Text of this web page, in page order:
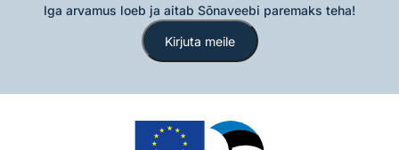
Iga arvamus loeb ja aitab Sõnaveebi paremaks teha!
Kirjuta meile